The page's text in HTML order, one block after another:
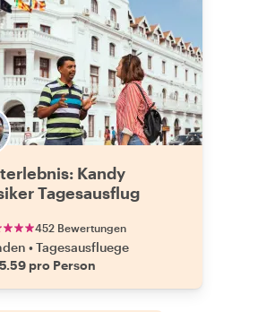
Kandy
Tagesausflug
452 Bewertungen
•Tagesausfluege
pro Person